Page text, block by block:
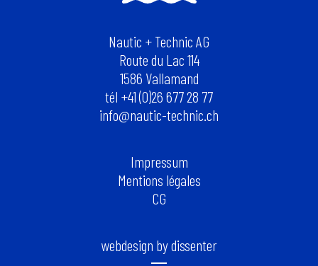
Nautic + Technic AG
Route du Lac 114
1586 Vallamand
tél +41 (0)26 677 28 77
info@nautic-technic.ch
Impressum
Mentions légales
CG
webdesign by dissenter